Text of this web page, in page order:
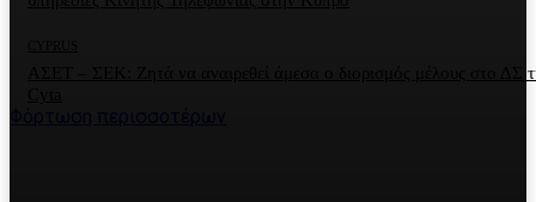
ΑΣΕΤ – ΣΕΚ: Ζητά να αναιρεθεί άμεσα ο διορισμός μέλους στο ΔΣ